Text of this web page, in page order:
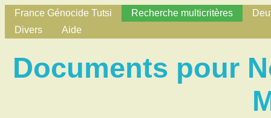
France Génocide Tutsi Recherche multicritères
Divers
Aide
Documents pour